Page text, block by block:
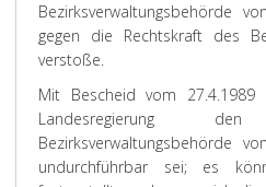
Bezirksverwaltungsbehörde
gegen die Rechtskraft des
verstoße.
Mit Bescheid vom 27.4.1989
Landesregierung
Bezirksverwaltungsbehörde
undurchführbar sei; es